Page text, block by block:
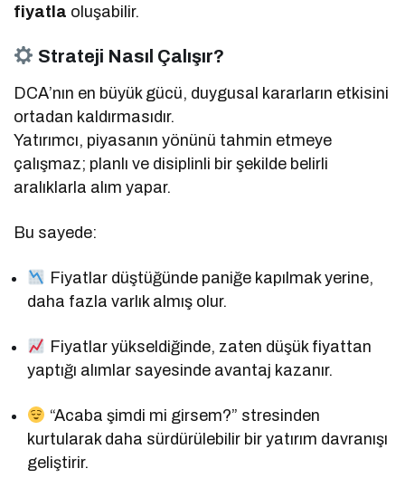
fiyatla oluşabilir.
Strateji Nasıl Çalışır?
DCA’nın en büyük gücü, duygusal kararların etkisini
ortadan kaldırmasıdır.
Yatırımcı, piyasanın yönünü tahmin etmeye
çalışmaz; planlı ve disiplinli bir şekilde belirli
aralıklarla alım yapar.
Bu sayede:
Fiyatlar düştüğünde paniğe kapılmak yerine,
daha fazla varlık almış olur.
Fiyatlar yükseldiğinde, zaten düşük fiyattan
yaptığı alımlar sayesinde avantaj kazanır.
“Acaba şimdi mi girsem?” stresinden
kurtularak daha sürdürülebilir bir yatırım davranışı
geliştirir.